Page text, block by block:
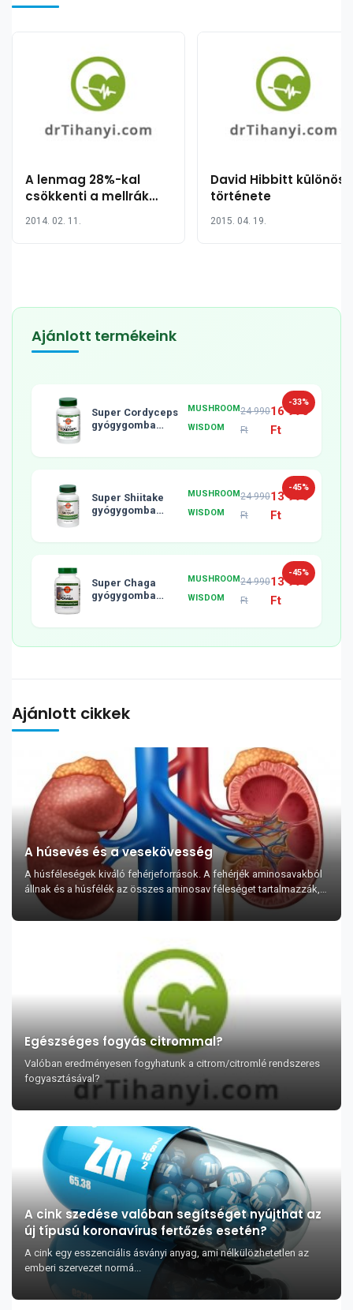
A lenmag 28%-kal
csökkenti a mellrák
egy új tanulmány
2014. 02. 11.
David Hibbitt különös
története
2015. 04. 19.
Ajánlott termékeink
-33%
Super Cordyceps
gyógygomba
MUSHROOM
WISDOM
24 990
Ft
16 990
Ft
-45%
Super Shiitake
gyógygomba
MUSHROOM
WISDOM
24 990
Ft
13 990
Ft
-45%
Super Chaga
gyógygomba
MUSHROOM
WISDOM
24 990
Ft
13 990
Ft
Ajánlott cikkek
A húsevés és a vesekövesség
A húsféleségek kiváló fehérjeforrások. A fehérjék aminosavakból
állnak és a húsfélék az összes aminosav féleséget tartalmazzák,
amikre a szervezetünknek ...
Egészséges fogyás citrommal?
Valóban eredményesen fogyhatunk a citrom/citromlé rendszeres
fogyasztásával?
A cink szedése valóban segítséget nyújthat az
új típusú koronavírus fertőzés esetén?
A cink egy esszenciális ásványi anyag, ami nélkülözhetetlen az
emberi szervezet normá...